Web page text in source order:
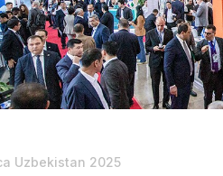
Doing Business in
Uzbekistan
Ko`rgazma natijalari
Rasmiy katalog
ishtirok
Rasmiy
Uzbekistan 2025